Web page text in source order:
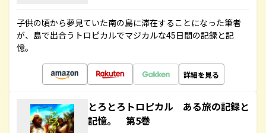
子供の頃から夢見ていた南の島に滞在することになった筆者
が、島で出合うトロピカルでマジカルな45日間の記録と記
憶。
詳細を見る
とろとろトロピカル ある旅の記録と
記憶。 第5巻